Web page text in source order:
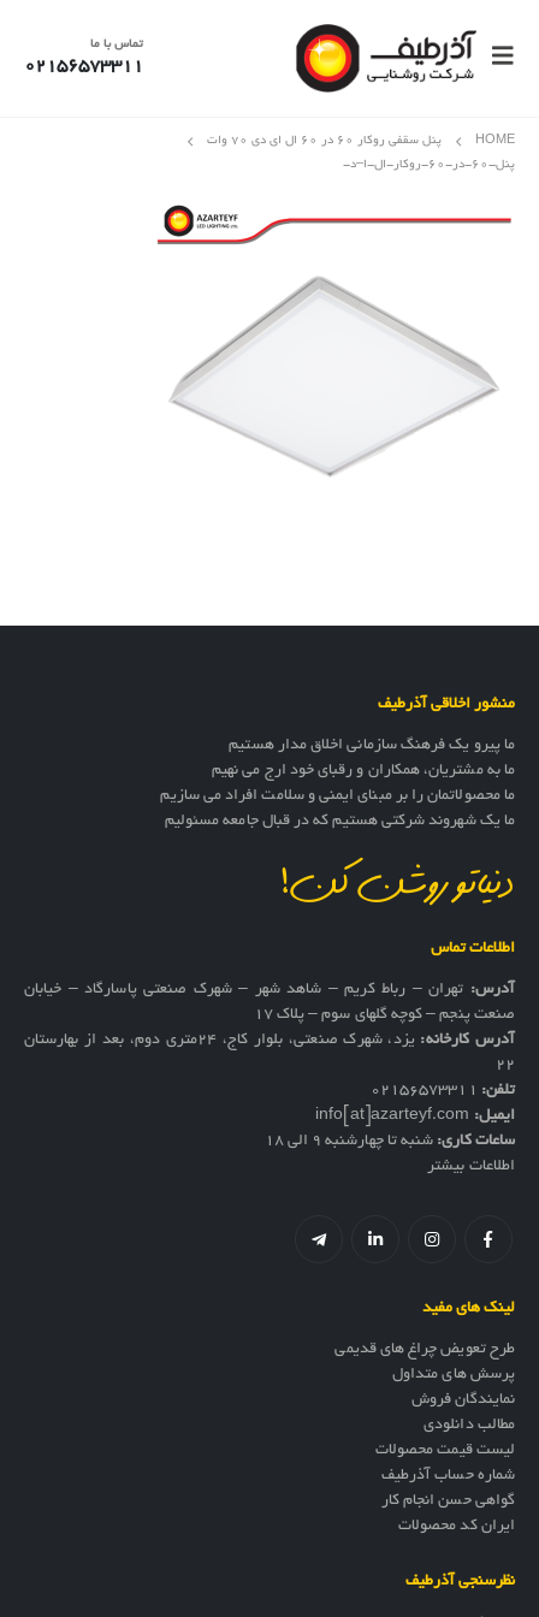
تماس با ما
02156573311
HOME
پنل سقفی روکار 60 در 60 ال ای دی 70 وات
پنل-۶۰-در-۶۰-روکار-ال-ا–د-
منشور اخلاقی آذرطیف
ما پیرو یک فرهنگ سازمانی اخلاق مدار هستیم
ما به مشتریان، همکاران و رقبای خود ارج می نهیم
ما محصولاتمان را بر مبنای ایمنی و سلامت افراد می سازیم
ما یک شهروند شرکتی هستیم که در قبال جامعه مسئولیم
دنیاتو روشن کن!
اطلاعات تماس
آدرس: تهران – رباط کریم – شاهد شهر – شهرک صنعتی پاسارگاد – خیابان
صنعت پنجم – کوچه گلهای سوم – پلاک 17
آدرس کارخانه:
یزد، شهرک صنعتی، بلوار کاج، ۲۴متری دوم، بعد از بهارستان
۲۲
تلفن: 02156573311
ایمیل: info[at]azarteyf.com
ساعات کاری: شنبه تا چهارشنبه 9 الی 18
اطلاعات بیشتر
لینک های مفید
طرح تعویض چراغ های قدیمی
پرسش های متداول
نمایندگان فروش
مطالب دانلودی
لیست قیمت محصولات
شماره حساب آذرطیف
گواهی حسن انجام کار
ایران کد محصولات
نظرسنجی آذرطیف